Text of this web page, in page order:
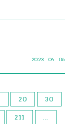
2023 . 04 . 06
20 30
211 ...